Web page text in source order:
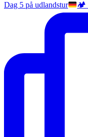
Dag 5 på udlandstur 🏕️